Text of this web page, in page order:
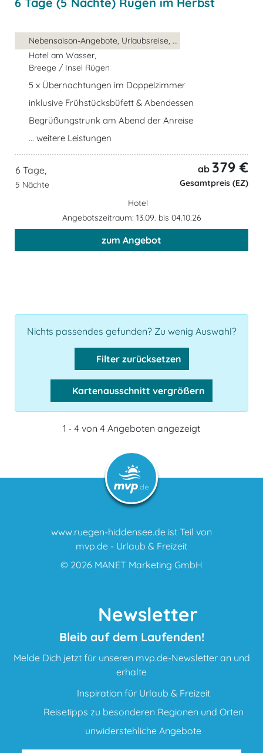
Nebensaison-Angebote, Urlaubsreise, ...
Hotel am Wasser,
Breege / Insel Rügen
5 x Übernachtungen im Doppelzimmer
inklusive Frühstücksbüfett & Abendessen
Begrüßungstrunk am Abend der Anreise
... weitere Leistungen
6 Tage,
5 Nächte
ab 379 €
Gesamtpreis (EZ)
Hotel
Angebotszeitraum: 13.09. bis 04.10.26
zum Angebot
Nichts passendes gefunden? Zu wenig Auswahl?
Filter zurücksetzen
Kartenausschnitt vergrößern
1 - 4 von 4 Angeboten angezeigt
www.ruegen-hiddensee.de ist Teil von
mvp.de - Urlaub & Freizeit
© 2026 MANET Marketing GmbH
Newsletter
Bleib auf dem Laufenden!
Melde Dich jetzt für unseren mvp.de-Newsletter an und
erhalte
Inspiration für Urlaub & Freizeit
Reisetipps zu besonderen Regionen und Orten
unwiderstehliche Angebote